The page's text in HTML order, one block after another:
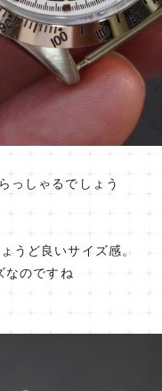
っしゃるでしょう
うど良いサイズ感。
なのですね